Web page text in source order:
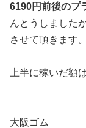
6190円前後のプ
んとうしました
させて頂きます
上半に稼いだ額
大阪ゴム